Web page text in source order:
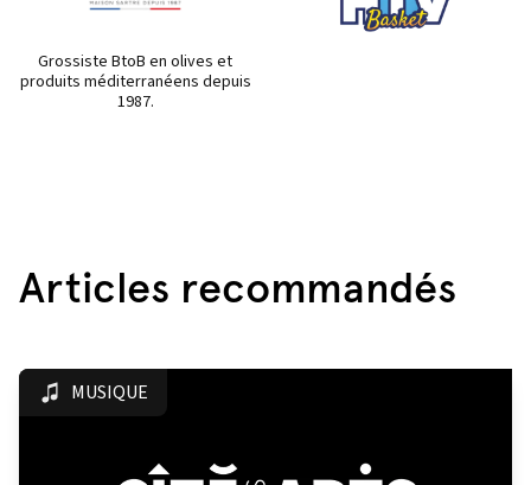
Grossiste BtoB en olives et
produits méditerranéens depuis
1987.
Articles recommandés
MUSIQUE